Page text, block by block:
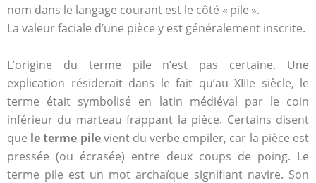
nom dans le langage courant est le côté « pile ».
La valeur faciale d’une pièce y est généralement inscrite.
L’origine du terme pile n’est pas certaine. Une
explication résiderait dans le fait qu’au XIIIe siècle, le
terme était symbolisé en latin médiéval par le coin
inférieur du marteau frappant la pièce. Certains disent
que le terme pilevient du verbe empiler, car la pièce est
pressée (ou écrasée) entre deux coups de poing. Le
terme pile est un mot archaïque signifiant navire. Son